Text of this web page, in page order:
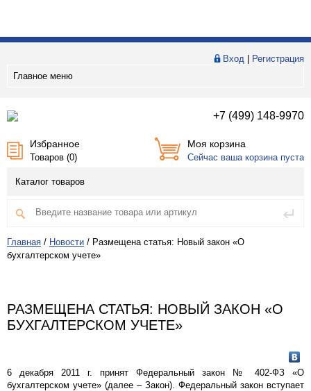
Вход
Регистрация
Главное меню
+7 (499) 148-9970
Избранное
Товаров (0)
Моя корзина
Сейчас ваша корзина пуста
Каталог товаров
Главная / Новости / Размещена статья: Новый закон «О
бухгалтерском учете»
РАЗМЕЩЕНА СТАТЬЯ: НОВЫЙ ЗАКОН «О
БУХГАЛТЕРСКОМ УЧЕТЕ»
6 декабря 2011 г. принят Федеральный закон № 402-ФЗ «О
бухгалтерском учете» (далее – Закон). Федеральный закон вступает